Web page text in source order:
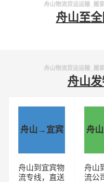
舟山物流货运运输_搬
舟山至
舟山物流货运运输_搬
舟山
舟山→宜宾
舟山到宜宾物
流专线，直送
舟
舟山
流公